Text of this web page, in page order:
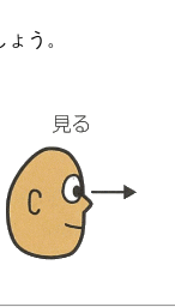
う。